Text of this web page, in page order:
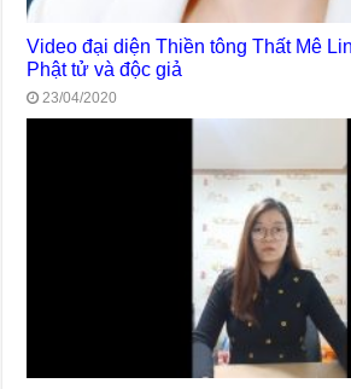
Video đại diện Thiền tông Thất Mê
Phật tử và độc giả
23/04/2020